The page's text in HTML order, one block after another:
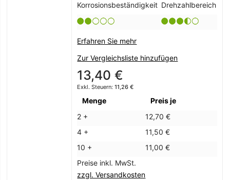
Korrosionsbeständigkeit Drehzahlbereich
Erfahren Sie mehr
Zur Vergleichsliste hinzufügen
13,40 €
11,26 €
Menge
Preis je
2 +
12,70 €
4 +
11,50 €
10 +
11,00 €
Preise inkl. MwSt.
zzgl. Versandkosten